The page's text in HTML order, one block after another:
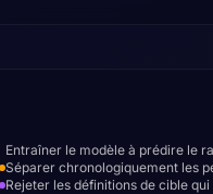
Entraîner le modèle à prédire le
Séparer chronologiquement les
Rejeter les définitions de cible